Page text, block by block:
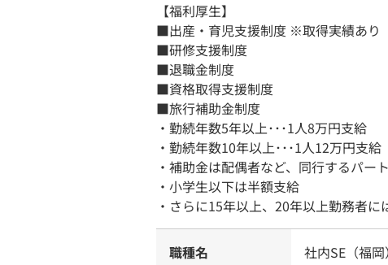
【福利厚生】
■出産・育児支援制度 ※取得実績あり
■研修支援制度
■退職金制度
■資格取得支援制度
■旅行補助金制度
・勤続年数5年以上･･･1人8万円支給
・勤続年数10年以上･･･1人12万円支給
・補助金は配偶者など、同行するパー
・小学生以下は半額支給
・さらに15年以上、20年以上勤務者
職種名 社内SE（福岡）